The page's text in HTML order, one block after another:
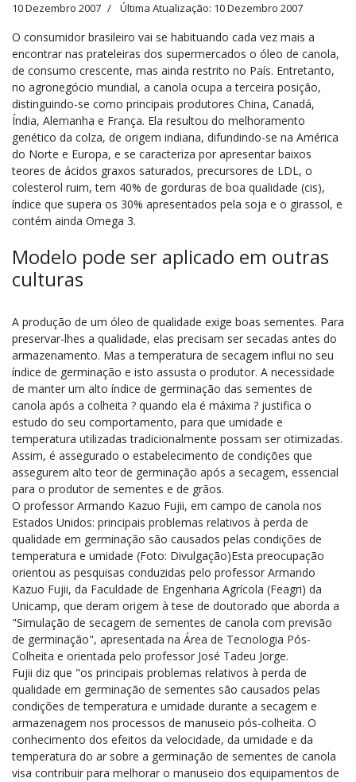
10 Dezembro 2007 Última Atualização: 10 Dezembro 2007
O consumidor brasileiro vai se habituando cada vez mais a
encontrar nas prateleiras dos supermercados o óleo de canola,
de consumo crescente, mas ainda restrito no País. Entretanto,
no agronegócio mundial, a canola ocupa a terceira posição,
distinguindo-se como principais produtores China, Canadá,
Índia, Alemanha e França. Ela resultou do melhoramento
genético da colza, de origem indiana, difundindo-se na América
do Norte e Europa, e se caracteriza por apresentar baixos
teores de ácidos graxos saturados, precursores de LDL, o
colesterol ruim, tem 40% de gorduras de boa qualidade (cis),
índice que supera os 30% apresentados pela soja e o girassol, e
contém ainda Omega 3.
Modelo pode ser aplicado em outras
culturas
A produção de um óleo de qualidade exige boas sementes. Para
preservar-lhes a qualidade, elas precisam ser secadas antes do
armazenamento. Mas a temperatura de secagem influi no seu
índice de germinação e isto assusta o produtor. A necessidade
de manter um alto índice de germinação das sementes de
canola após a colheita ? quando ela é máxima ? justifica o
estudo do seu comportamento, para que umidade e
temperatura utilizadas tradicionalmente possam ser otimizadas.
Assim, é assegurado o estabelecimento de condições que
assegurem alto teor de germinação após a secagem, essencial
para o produtor de sementes e de grãos.
O professor Armando Kazuo Fujii, em campo de canola nos
Estados Unidos: principais problemas relativos à perda de
qualidade em germinação são causados pelas condições de
temperatura e umidade (Foto: Divulgação)Esta preocupação
orientou as pesquisas conduzidas pelo professor Armando
Kazuo Fujii, da Faculdade de Engenharia Agrícola (Feagri) da
Unicamp, que deram origem à tese de doutorado que aborda a
"Simulação de secagem de sementes de canola com previsão
de germinação", apresentada na Área de Tecnologia Pós-
Colheita e orientada pelo professor José Tadeu Jorge.
Fujii diz que "os principais problemas relativos à perda de
qualidade em germinação de sementes são causados pelas
condições de temperatura e umidade durante a secagem e
armazenagem nos processos de manuseio pós-colheita. O
conhecimento dos efeitos da velocidade, da umidade e da
temperatura do ar sobre a germinação de sementes de canola
visa contribuir para melhorar o manuseio dos equipamentos de